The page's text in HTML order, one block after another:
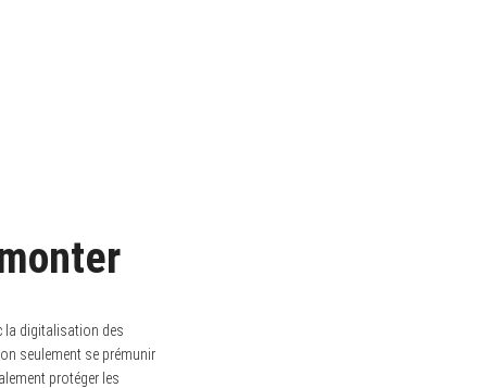
la digitalisation des
seulement se prémunir
protéger les